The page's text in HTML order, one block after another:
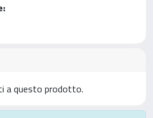
a questo prodotto.